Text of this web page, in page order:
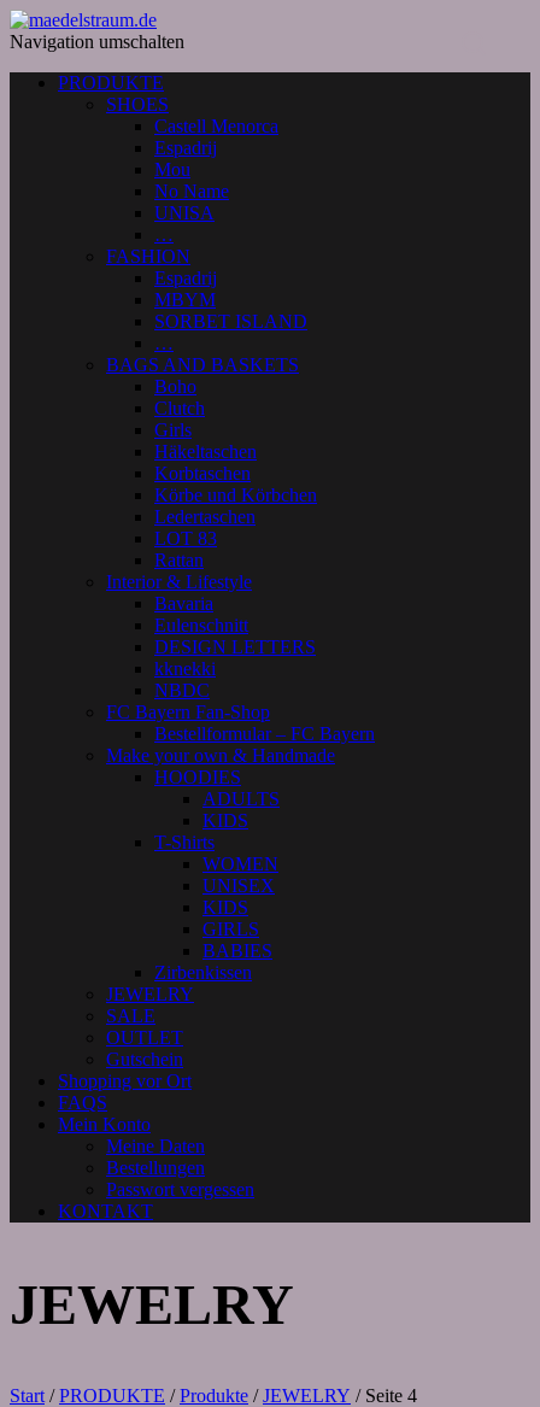
Navigation umschalten
PRODUKTE
SHOES
Castell Menorca
Espadrij
Mou
No Name
UNISA
…
FASHION
Espadrij
MBYM
SORBET ISLAND
…
BAGS AND BASKETS
Boho
Clutch
Girls
Häkeltaschen
Korbtaschen
Körbe und Körbchen
Ledertaschen
LOT 83
Rattan
Interior & Lifestyle
Bavaria
Eulenschnitt
DESIGN LETTERS
kknekki
NBDC
FC Bayern Fan-Shop
Bestellformular – FC Bayern
Make your own & Handmade
HOODIES
ADULTS
KIDS
T-Shirts
WOMEN
UNISEX
KIDS
GIRLS
BABIES
Zirbenkissen
JEWELRY
SALE
OUTLET
Gutschein
Shopping vor Ort
FAQS
Mein Konto
Meine Daten
Bestellungen
Passwort vergessen
KONTAKT
JEWELRY
Start /PRODUKTE /Produkte /JEWELRY / Seite 4